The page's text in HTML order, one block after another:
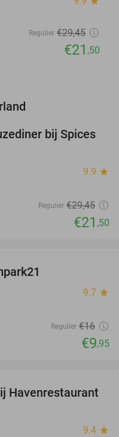
Regulier €29,45
€21 ,50
27%
bij Spices
9.9 star
Regulier €29,45
€21 ,50
9.7 star
Regulier €16
€9,95
34%
Havenrestaurant
9.4 star